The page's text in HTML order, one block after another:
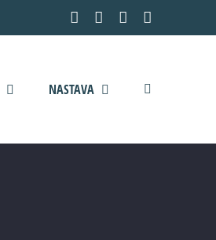
FacebookYouTube
NASTAVA